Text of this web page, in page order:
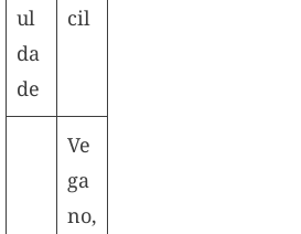
ul
da
de
cil
Ve
ga
no,